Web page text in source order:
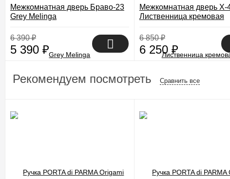
Межкомнатная дверь Браво-23
Grey Melinga
6 390₽
5 390 ₽
Межкомнатная дверь
Лиственница кремовая
6 850₽
6 250 ₽
Рекомендуем посмотреть Сравнить все